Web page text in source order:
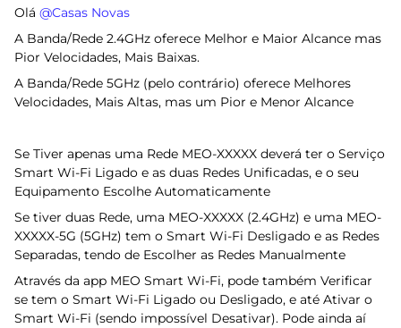
Olá ​ @Casas Novas
A Banda/Rede 2.4GHz oferece Melhor e Maior Alcance mas
Pior Velocidades, Mais Baixas.
A Banda/Rede 5GHz (pelo contrário) oferece Melhores
Velocidades, Mais Altas, mas um Pior e Menor Alcance
Se Tiver apenas uma Rede MEO-XXXXX deverá ter o Serviço
Smart Wi-Fi Ligado e as duas Redes Unificadas, e o seu
Equipamento Escolhe Automaticamente
Se tiver duas Rede, uma MEO-XXXXX (2.4GHz) e uma MEO-
XXXXX-5G (5GHz) tem o Smart Wi-Fi Desligado e as Redes
Separadas, tendo de Escolher as Redes Manualmente
Através da app MEO Smart Wi-Fi, pode também Verificar
se tem o Smart Wi-Fi Ligado ou Desligado, e até Ativar o
Smart Wi-Fi (sendo impossível Desativar). Pode ainda aí